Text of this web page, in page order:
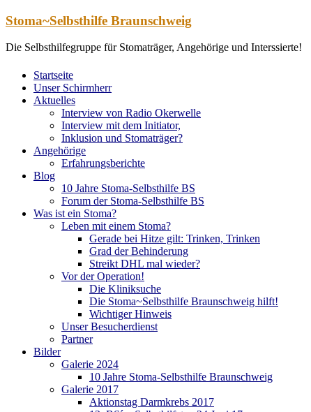
Zum
springen
Stoma~Selbsthilfe Braunschweig
Die Selbsthilfegruppe für Stomaträger, Angehörige und Interssierte!
Startseite
Unser Schirmherr
Aktuelles
Interview von Radio Okerwelle
Interview mit dem Initiator,
Inklusion und Stomaträger?
Angehörige
Erfahrungsberichte
Blog
10 Jahre Stoma-Selbsthilfe BS
Forum der Stoma-Selbsthilfe BS
Was ist ein Stoma?
Leben mit einem Stoma?
Gerade bei Hitze gilt: Trinken, Trinken
Grad der Behinderung
Streikt DHL mal wieder?
Vor der Operation!
Die Kliniksuche
Die Stoma~Selbsthilfe Braunschweig hilft!
Wichtiger Hinweis
Unser Besucherdienst
Partner
Bilder
Galerie 2024
10 Jahre Stoma-Selbsthilfe Braunschweig
Galerie 2017
Aktionstag Darmkrebs 2017